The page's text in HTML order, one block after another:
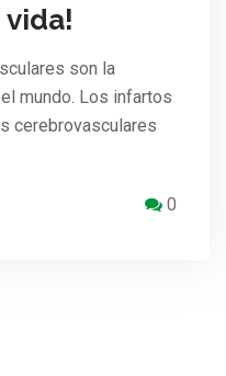
son la
mundo. Los infartos
cerebrovasculares
0